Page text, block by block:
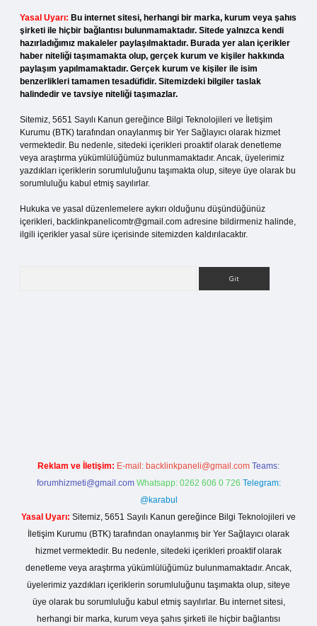
Yasal Uyarı: Bu internet sitesi, herhangi bir marka, kurum veya şahıs
şirketi ile hiçbir bağlantısı bulunmamaktadır. Sitede yalnızca kendi
hazırladığımız makaleler paylaşılmaktadır. Burada yer alan içerikler
haber niteliği taşımamakta olup, gerçek kurum ve kişiler hakkında
paylaşım yapılmamaktadır. Gerçek kurum ve kişiler ile isim
benzerlikleri tamamen tesadüfidir. Sitemizdeki bilgiler taslak
halindedir ve tavsiye niteliği taşımazlar.
Sitemiz, 5651 Sayılı Kanun gereğince Bilgi Teknolojileri ve İletişim
Kurumu (BTK) tarafından onaylanmış bir Yer Sağlayıcı olarak hizmet
vermektedir. Bu nedenle, sitedeki içerikleri proaktif olarak denetleme
veya araştırma yükümlülüğümüz bulunmamaktadır. Ancak, üyelerimiz
yazdıkları içeriklerin sorumluluğunu taşımakta olup, siteye üye olarak bu
sorumluluğu kabul etmiş sayılırlar.
Hukuka ve yasal düzenlemelere aykırı olduğunu düşündüğünüz
içerikleri, backlinkpanelicomtr@gmail.com adresine bildirmeniz halinde,
ilgili içerikler yasal süre içerisinde sitemizden kaldırılacaktır.
Reklam ve İletişim: E-mail: backlinkpaneli@gmail.com Teams:
forumhizmeti@gmail.com Whatsapp: 0262 606 0 726 Telegram:
@karabul
Yasal Uyarı: Sitemiz, 5651 Sayılı Kanun gereğince Bilgi Teknolojileri ve
İletişim Kurumu (BTK) tarafından onaylanmış bir Yer Sağlayıcı olarak
hizmet vermektedir. Bu nedenle, sitedeki içerikleri proaktif olarak
denetleme veya araştırma yükümlülüğümüz bulunmamaktadır. Ancak,
üyelerimiz yazdıkları içeriklerin sorumluluğunu taşımakta olup, siteye
üye olarak bu sorumluluğu kabul etmiş sayılırlar. Bu internet sitesi,
herhangi bir marka, kurum veya şahıs şirketi ile hiçbir bağlantısı